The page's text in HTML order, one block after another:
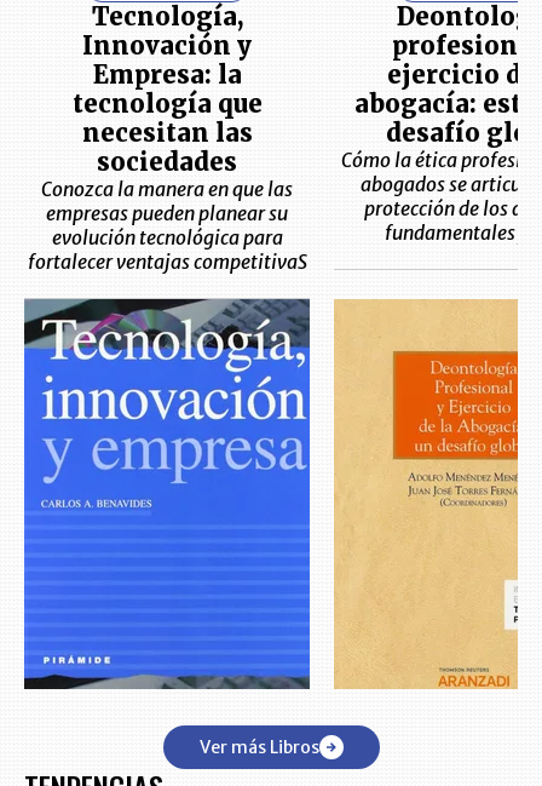
Tecnología,
Innovación y
Empresa: la
tecnología que
necesitan las
sociedades
Conozca la manera en que las
empresas pueden planear su
evolución tecnológica para
fortalecer ventajas competitivaS
ejercicio de
abogacía: este
desafío
Cómo la ética
abogados se articula
protección de los
fundamentales y
Ver más Libros